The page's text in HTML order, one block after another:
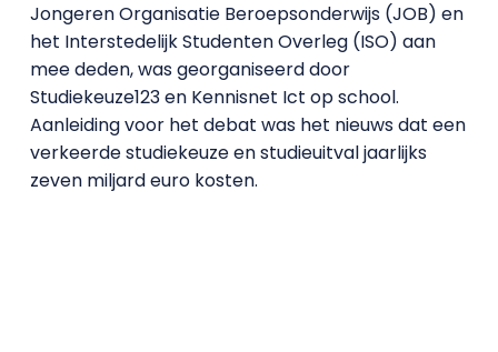
Jongeren Organisatie Beroepsonderwijs (JOB) en
het Interstedelijk Studenten Overleg (ISO) aan
mee deden, was georganiseerd door
Studiekeuze123 en Kennisnet Ict op school.
Aanleiding voor het debat was het nieuws dat een
verkeerde studiekeuze en studieuitval jaarlijks
zeven miljard euro kosten.